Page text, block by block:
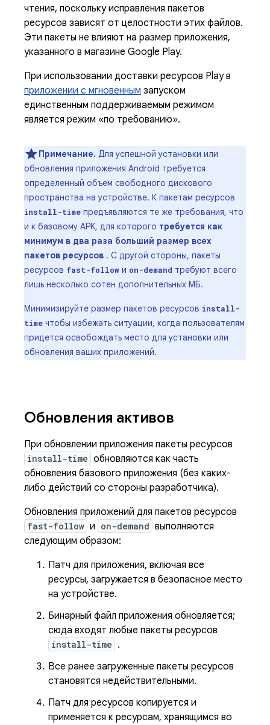
чтения, поскольку исправления пакетов
ресурсов зависят от целостности этих файлов.
Эти пакеты не влияют на размер приложения,
указанного в магазине Google Play.
При использовании доставки ресурсов Play в
приложении с мгновенным запуском
единственным поддерживаемым режимом
является режим «по требованию».
Примечание. Для успешной установки или
обновления приложения Android требуется
определенный объем свободного дискового
пространства на устройстве. К пакетам ресурсов
install-time предъявляются те же требования, что
и к базовому APK, для которого требуется как
минимум в два раза больший размер всех
пакетов ресурсов . С другой стороны, пакеты
ресурсов fast-follow и on-demand требуют всего
лишь несколько сотен дополнительных МБ.
Минимизируйте размер пакетов ресурсов install-
time чтобы избежать ситуации, когда пользователям
придется освобождать место для установки или
обновления ваших приложений.
Обновления активов
При обновлении приложения пакеты ресурсов
install-time обновляются как часть
обновления базового приложения (без каких-
либо действий со стороны разработчика).
Обновления приложений для пакетов ресурсов
fast-follow и on-demand выполняются
следующим образом:
Патч для приложения, включая все
ресурсы, загружается в безопасное место
на устройстве.
Бинарный файл приложения обновляется;
сюда входят любые пакеты ресурсов
install-time .
Все ранее загруженные пакеты ресурсов
становятся недействительными.
Патч для ресурсов копируется и
применяется к ресурсам, хранящимся во